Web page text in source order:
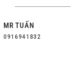
MR TUẤN
0916941832